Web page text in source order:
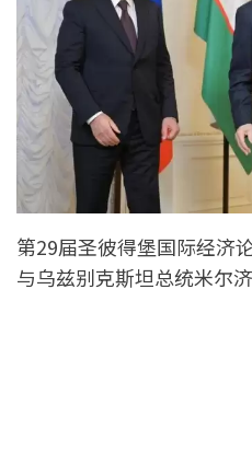
第29届圣彼得堡国际经济
与乌兹别克斯坦总统米尔